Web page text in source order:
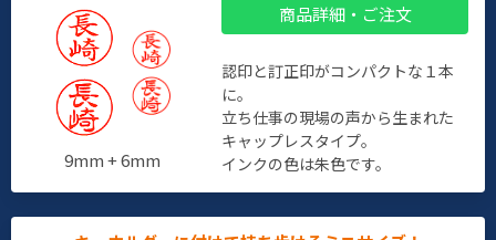
9mm + 6mm
商品詳細・ご注文
認印と訂正印がコンパクトな１本
に。
立ち仕事の現場の声から生まれた
キャップレスタイプ。
インクの色は朱色です。